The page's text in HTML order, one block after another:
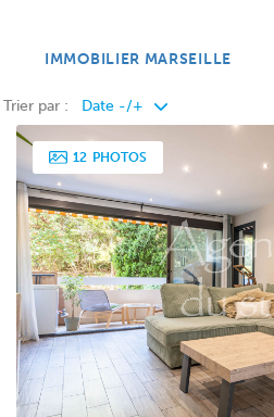
IMMOBILIER MARSEILLE
Trier par :
12 PHOTOS